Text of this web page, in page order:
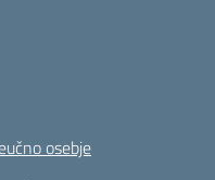
osebje